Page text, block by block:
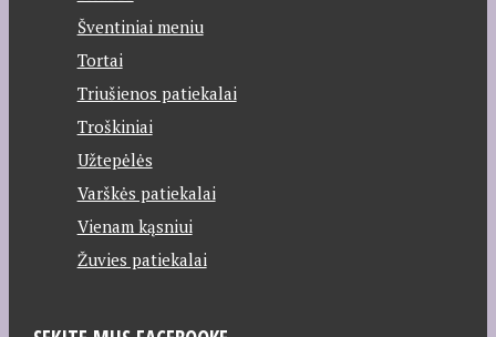
Šventiniai meniu
Tortai
Triušienos patiekalai
Troškiniai
Užtepėlės
Varškės patiekalai
Vienam kąsniui
Žuvies patiekalai